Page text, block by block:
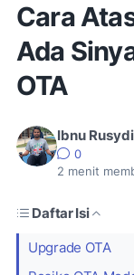
Cara
Ada
OTA
Ibnu Rusydi
0
2 menit
Daftar Isi
Upgrade OTA